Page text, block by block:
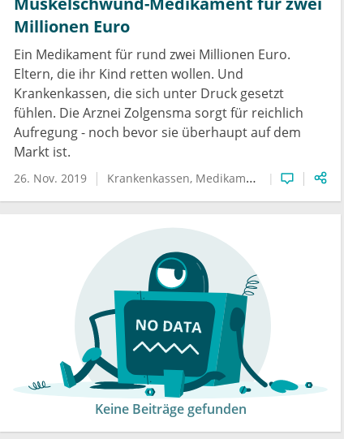
Millionen Euro
Ein Medikament für rund zwei Millionen Euro.
Eltern, die ihr Kind retten wollen. Und
Krankenkassen, die sich unter Druck gesetzt
fühlen. Die Arznei Zolgensma sorgt für reichlich
Aufregung - noch bevor sie überhaupt auf dem
Markt ist.
26. Nov. 2019 Krankenkassen Medikamente
Keine Beiträge gefunden